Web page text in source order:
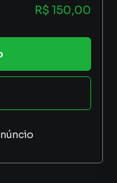
R$ 150,00